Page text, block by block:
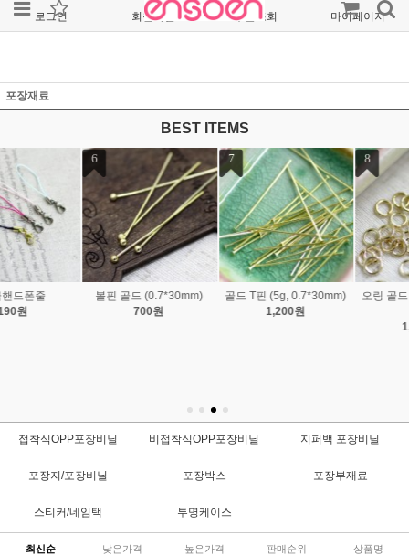
로그인 회원가입 주문조회 마이페이지
포장재료
BEST ITEMS
골드 T핀 (5g, 0.7*30mm)
오링 골드 (0.6*3/1*4/1*8
9
오링 OR (0.6*3/1*3/ 1*4
접착식OPP포장비닐 비접착식OPP포장비닐 지퍼백 포장비닐
포장지/포장비닐 포장박스 포장부재료
스티커/네임택 투명케이스
최신순 낮은가격 높은가격 판매순위 상품명